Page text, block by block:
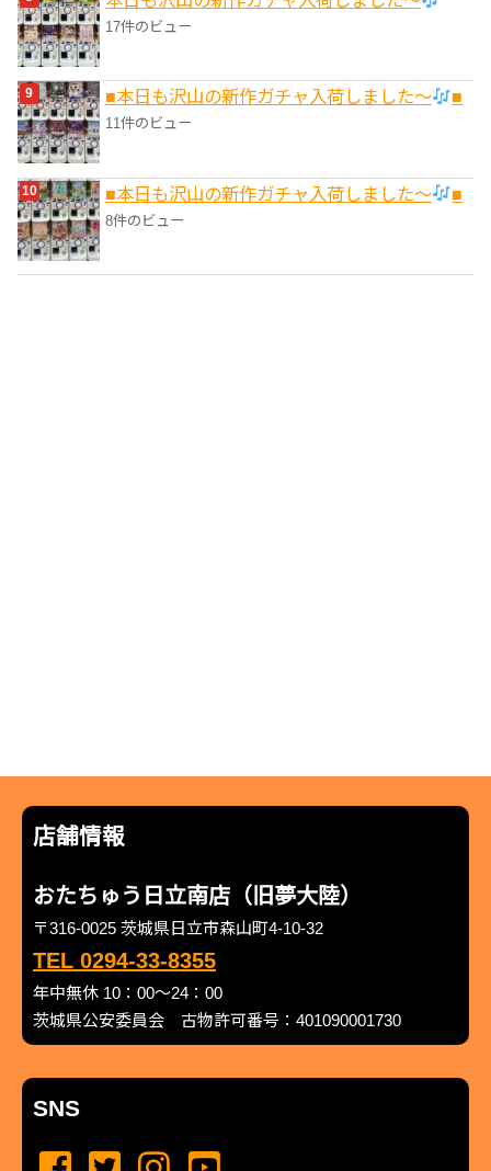
17件のビュー
■本日も沢山の新作ガチャ入荷しました〜 ■
11件のビュー
■本日も沢山の新作ガチャ入荷しました〜 ■
8件のビュー
店舗情報
おたちゅう日立南店（旧夢大陸）
〒316-0025 茨城県日立市森山町4-10-32
TEL 0294-33-8355
年中無休 10：00～24：00
茨城県公安委員会 古物許可番号：401090001730
SNS